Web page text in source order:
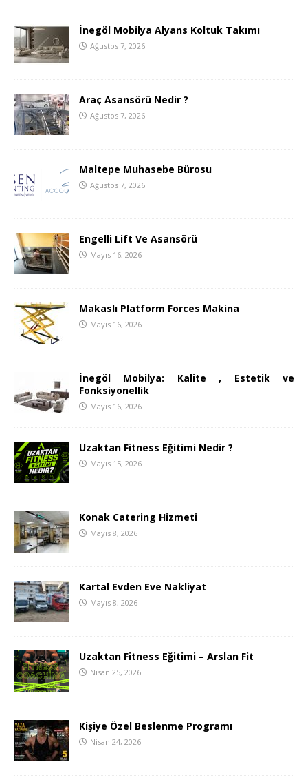
İnegöl Mobilya Alyans Koltuk Takımı
Ağustos 7, 2026
Araç Asansörü Nedir ?
Ağustos 7, 2026
Maltepe Muhasebe Bürosu
Ağustos 7, 2026
Engelli Lift Ve Asansörü
Mayıs 16, 2026
Makaslı Platform Forces Makina
Mayıs 16, 2026
İnegöl Mobilya: Kalite , Estetik ve
Fonksiyonellik
Mayıs 16, 2026
Uzaktan Fitness Eğitimi Nedir ?
Mayıs 15, 2026
Konak Catering Hizmeti
Mayıs 8, 2026
Kartal Evden Eve Nakliyat
Mayıs 8, 2026
Uzaktan Fitness Eğitimi – Arslan Fit
Nisan 25, 2026
Kişiye Özel Beslenme Programı
Nisan 24, 2026